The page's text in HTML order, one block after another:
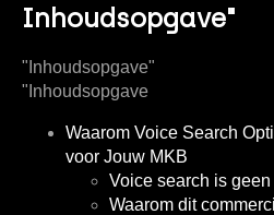
Inhoudsopgave"
"Inhoudsopgave"
"Inhoudsopgave
Waarom Voice Search
voor Jouw MKB
Voice search is
Waarom dit